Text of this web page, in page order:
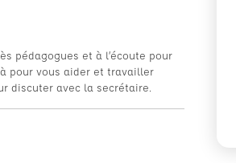
pédagogues et à l’écoute pour
pour vous aider et travailler
discuter avec la secrétaire.